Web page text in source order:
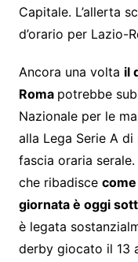
Capitale. L’allerta
d’orario per Lazio-
Ancora una volta il
Roma potrebbe
Nazionale per le
alla Lega Serie A
fascia oraria
che ribadisce
giornata è oggi
è legata
derby giocato il 13